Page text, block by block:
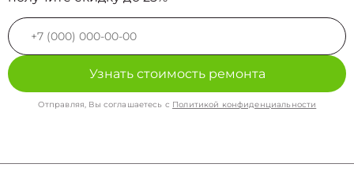
Узнать стоимость ремонта
Отправляя, Вы соглашаетесь с Политикой конфиденциальности